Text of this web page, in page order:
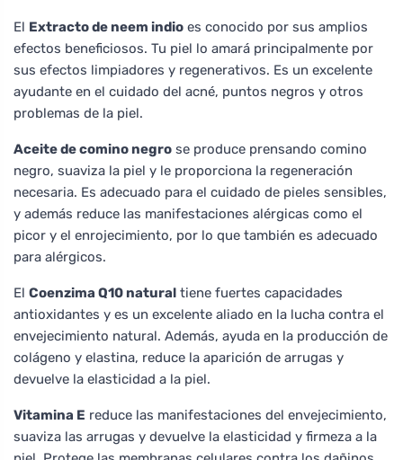
El Extracto de neem indio es conocido por sus amplios
efectos beneficiosos. Tu piel lo amará principalmente por
sus efectos limpiadores y regenerativos. Es un excelente
ayudante en el cuidado del acné, puntos negros y otros
problemas de la piel.
Aceite de comino negro se produce prensando comino
negro, suaviza la piel y le proporciona la regeneración
necesaria. Es adecuado para el cuidado de pieles sensibles,
y además reduce las manifestaciones alérgicas como el
picor y el enrojecimiento, por lo que también es adecuado
para alérgicos.
El Coenzima Q10 natural tiene fuertes capacidades
antioxidantes y es un excelente aliado en la lucha contra el
envejecimiento natural. Además, ayuda en la producción de
colágeno y elastina, reduce la aparición de arrugas y
devuelve la elasticidad a la piel.
Vitamina E reduce las manifestaciones del envejecimiento,
suaviza las arrugas y devuelve la elasticidad y firmeza a la